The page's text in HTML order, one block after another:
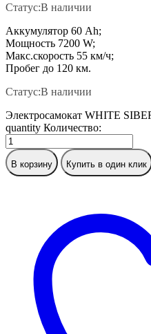
Статус:В наличии
Аккумулятор 60 Ah;
Мощность 7200 W;
Макс.скорость 55 км/ч;
Пробег до 120 км.
Статус:В наличии
Электросамокат WHITE
quantity Количество:
В корзину Купить в один клик